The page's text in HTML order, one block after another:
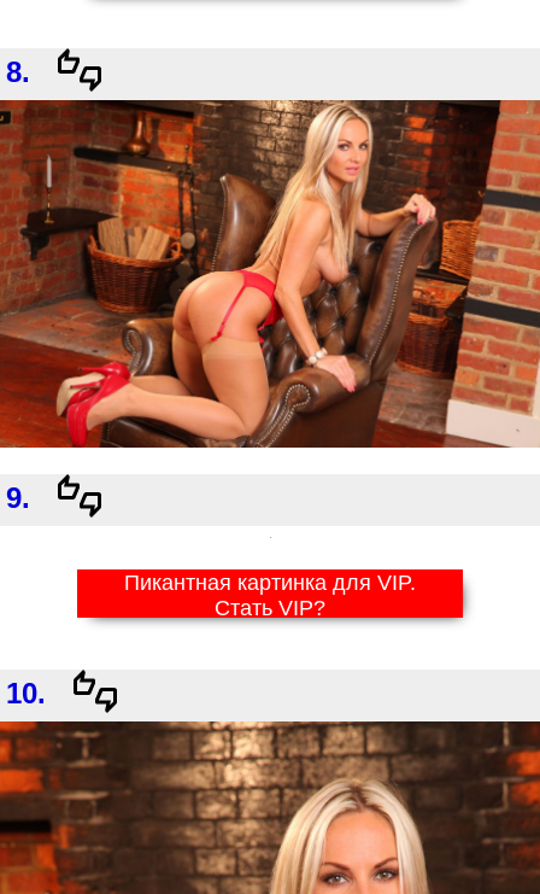
8.
9.
Пикантная картинка для VIP.
Стать VIP?
10.